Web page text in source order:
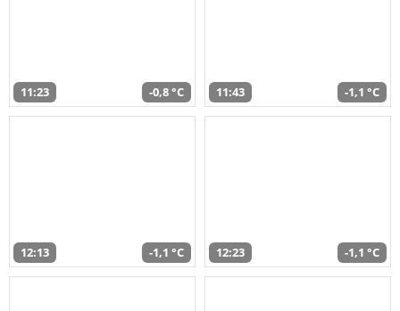
11:23 -0,8 °C 11:43 -1,1 °C
12:13 -1,1 °C 12:23 -1,1 °C